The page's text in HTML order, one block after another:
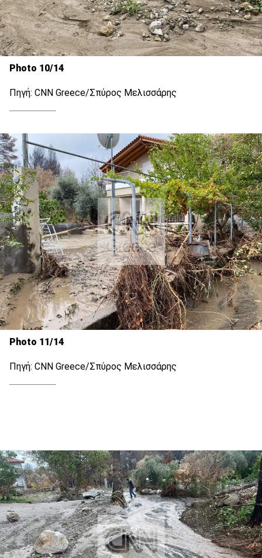
Photo 10/14
Πηγή: CNN Greece/Σπύρος Μελισσάρης
Photo 11/14
Πηγή: CNN Greece/Σπύρος Μελισσάρης